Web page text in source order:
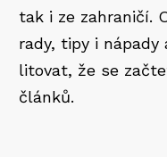
tak i ze zahraničí.
rady, tipy i nápady
litovat, že se
článků.